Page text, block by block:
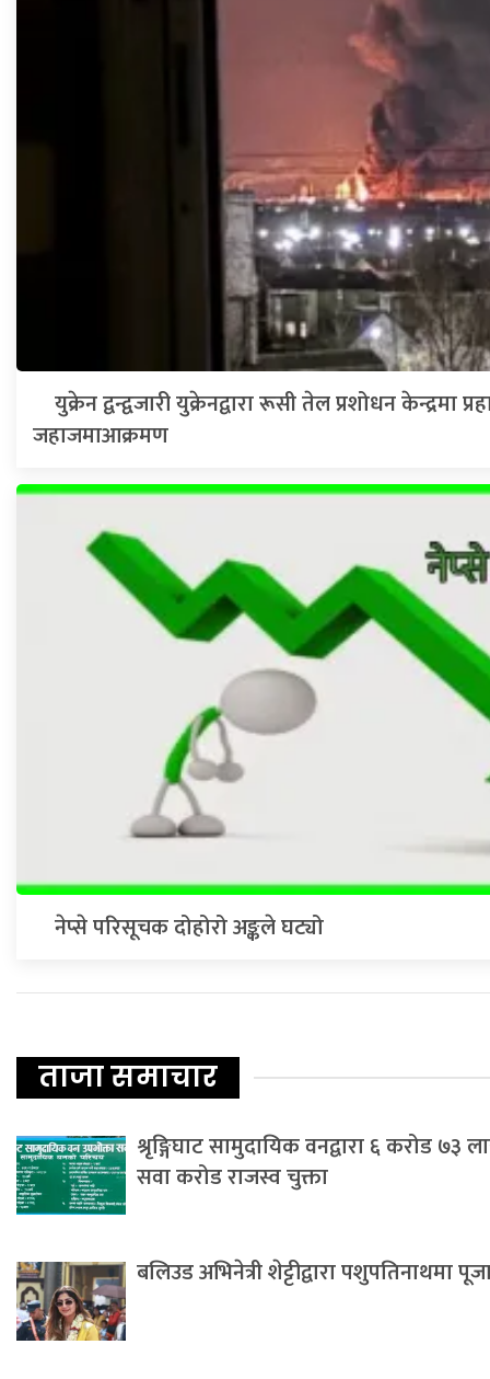
युक्रेन द्वन्द्वजारी युक्रेनद्वारा रूसी तेल प्रशोधन केन्द्रमा
जहाजमाआक्रमण
नेप्से परिसूचक दोहोरो अङ्कले घट्यो
ताजा समाचार
श्रृङ्गिघाट सामुदायिक वनद्वारा ६ करोड ७३
सवा करोड राजस्व चुक्ता
बलिउड अभिनेत्री शेट्टीद्वारा पशुपतिनाथमा